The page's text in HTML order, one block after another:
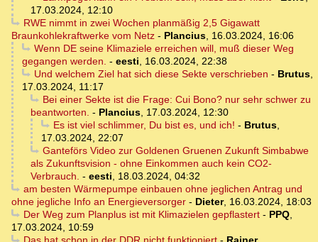
17.03.2024, 12:10
RWE nimmt in zwei Wochen planmäßig 2,5 Gigawatt
Braunkohlekraftwerke vom Netz - Plancius, 16.03.2024, 16:06
Wenn DE seine Klimaziele erreichen will, muß dieser Weg
gegangen werden. - eesti, 16.03.2024, 22:38
Und welchem Ziel hat sich diese Sekte verschrieben - Brutus,
17.03.2024, 11:17
Bei einer Sekte ist die Frage: Cui Bono? nur sehr schwer zu
beantworten. - Plancius, 17.03.2024, 12:30
Es ist viel schlimmer, Du bist es, und ich! - Brutus,
17.03.2024, 22:07
Ganteförs Video zur Goldenen Gruenen Zukunft Simbabwe
als Zukunftsvision - ohne Einkommen auch kein CO2-
Verbrauch. - eesti, 18.03.2024, 04:32
am besten Wärmepumpe einbauen ohne jeglichen Antrag und
ohne jegliche Info an Energieversorger - Dieter, 16.03.2024, 18:03
Der Weg zum Planplus ist mit Klimazielen gepflastert- PPQ,
17.03.2024, 10:59